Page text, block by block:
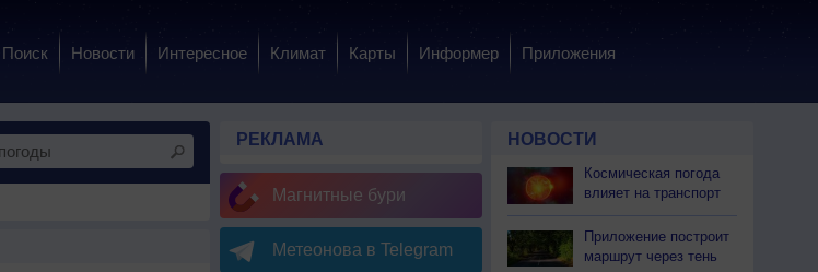
Поиск Новости Интересное Климат Карты Информер Приложения
РЕКЛАМА
Магнитные бури
Метеонова в Telegram
НОВОСТИ
Космическая погода
влияет на транспорт
Приложение построит
маршрут через тень